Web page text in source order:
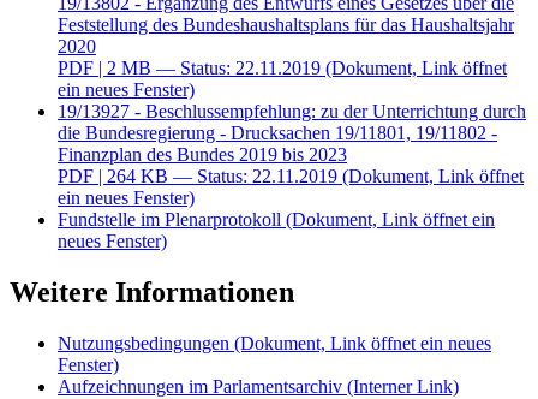
Feststellung des Bundeshaushaltsplans für das Haushaltsjahr
2020
PDF | 2 MB — Status: 22.11.2019 (Dokument, Link öffnet
ein neues Fenster)
19/13927 - Beschlussempfehlung: zu der Unterrichtung durch
die Bundesregierung - Drucksachen 19/11801, 19/11802 -
Finanzplan des Bundes 2019 bis 2023
PDF | 264 KB — Status: 22.11.2019 (Dokument, Link öffnet
ein neues Fenster)
Fundstelle im Plenarprotokoll (Dokument, Link öffnet ein
neues Fenster)
Weitere Informationen
Nutzungsbedingungen (Dokument, Link öffnet ein neues
Fenster)
Aufzeichnungen im Parlamentsarchiv (Interner Link)